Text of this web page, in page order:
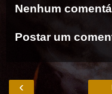
Nenhum
Postar um
‹